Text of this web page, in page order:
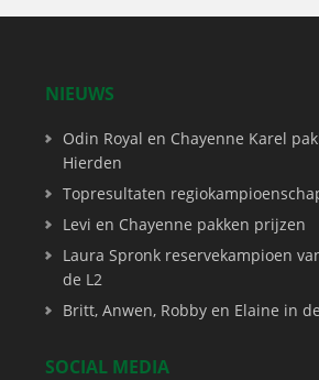
NIEUWS
Odin Royal en Chayenne Karel
Hierden
Topresultaten
Levi en Chayenne pakken prijzen
Laura Spronk reservekampioen
de L2
Britt, Anwen, Robby en Elaine in
SOCIAL MEDIA